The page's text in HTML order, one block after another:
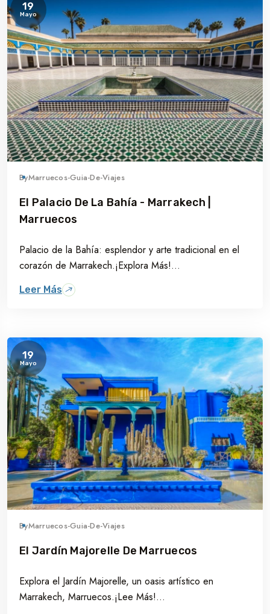
19
Mayo
ByMarruecos-Guia-De-Viajes
El Palacio De La Bahía - Marrakech |
Marruecos
Palacio de la Bahía: esplendor y arte tradicional en el
corazón de Marrakech.¡Explora Más!...
Leer Más
19
Mayo
ByMarruecos-Guia-De-Viajes
El Jardín Majorelle De Marruecos
Explora el Jardín Majorelle, un oasis artístico en
Marrakech, Marruecos.¡Lee Más!...